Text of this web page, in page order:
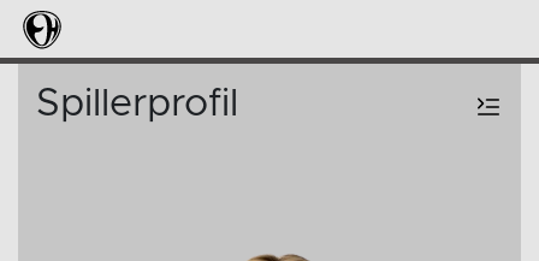
Spillerprofil